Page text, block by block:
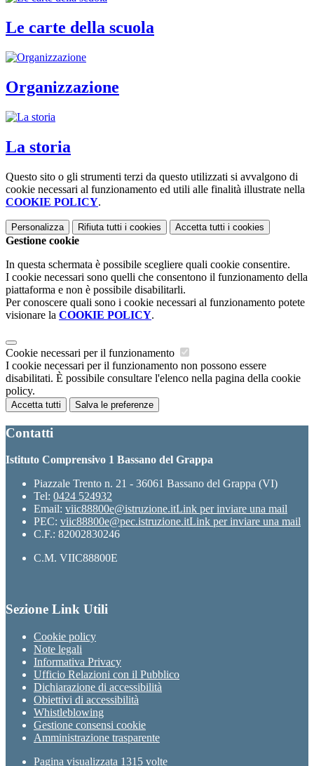
Le carte della scuola
Organizzazione
La storia
Questo sito o gli strumenti terzi da questo utilizzati si avvalgono di
cookie necessari al funzionamento ed utili alle finalità illustrate nella
COOKIE POLICY.
Personalizza Rifiuta tutti i cookies Accetta tutti i cookies
Gestione cookie
In questa schermata è possibile scegliere quali cookie consentire.
I cookie necessari sono quelli che consentono il funzionamento della
piattaforma e non è possibile disabilitarli.
Per conoscere quali sono i cookie necessari al funzionamento potete
visionare la COOKIE POLICY.
Cookie necessari per il funzionamento
I cookie necessari per il funzionamento non possono essere
disabilitati. È possibile consultare l'elenco nella pagina della cookie
policy.
Accetta tutti Salva le preferenze
Contatti
Istituto Comprensivo 1 Bassano del Grappa
Piazzale Trento n. 21 - 36061 Bassano del Grappa (VI)
Tel: 0424 524932
Email: viic88800e@istruzione.itLink per inviare una mail
PEC: viic88800e@pec.istruzione.itLink per inviare una mail
C.F.: 82002830246
C.M. VIIC88800E
Sezione Link Utili
Cookie policy
Note legali
Informativa Privacy
Ufficio Relazioni con il Pubblico
Dichiarazione di accessibilità
Obiettivi di accessibilità
Whistleblowing
Gestione consensi cookie
Amministrazione trasparente
Pagina visualizzata 1315 volte